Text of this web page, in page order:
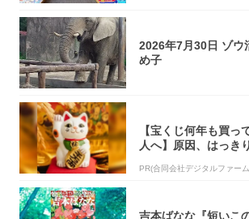
2026年7月30日 ゾウ
め子
【宝くじ何年も買っ
人へ】原因、はっき
PR(合同会社デジタルファー
吉本ばなな『短いこ